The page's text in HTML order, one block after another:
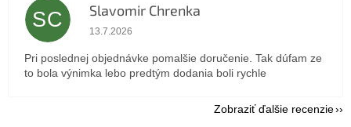
SC Slavomir Chrenka
Hodnotenie obchodu je 5 z 5 hviezdičiek.
13.7.2026
Pri poslednej objednávke pomalšie doručenie. Tak dúfam ze
to bola výnimka lebo predtým dodania boli rychle
Zobraziť ďalšie recenzie